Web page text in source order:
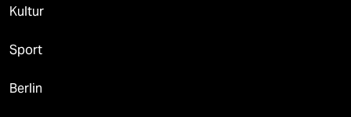
Kultur
Sport
Berlin